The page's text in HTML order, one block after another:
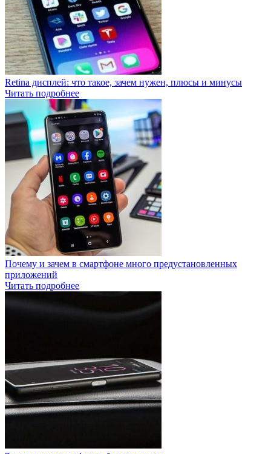
Retina дисплей: что такое, зачем нужен, плюсы и минусы
Читать подробнее
Почему и зачем в смартфоне много предустановленных
приложений
Читать подробнее